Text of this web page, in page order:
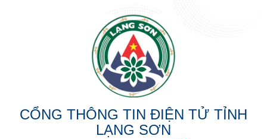
CỔNG THÔNG TIN ĐIỆN TỬ TỈNH
LẠNG SƠN